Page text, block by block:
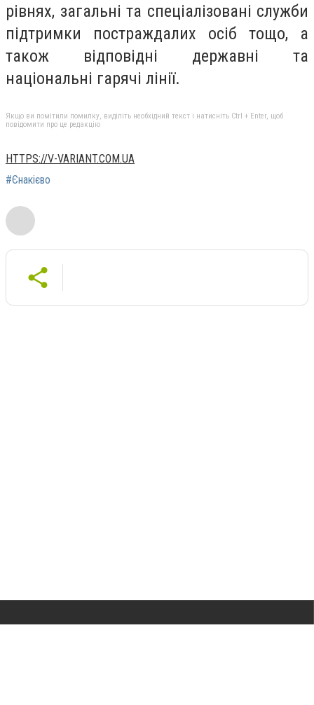
рівнях, загальні та спеціалізовані служби
підтримки постраждалих осіб тощо, а
також відповідні державні та
національні гарячі лінії.
Якщо ви помітили помилку, виділіть необхідний текст і натисніть Ctrl + Enter, щоб
повідомити про це редакцію
HTTPS://V-VARIANT.COM.UA
#Єнакієво